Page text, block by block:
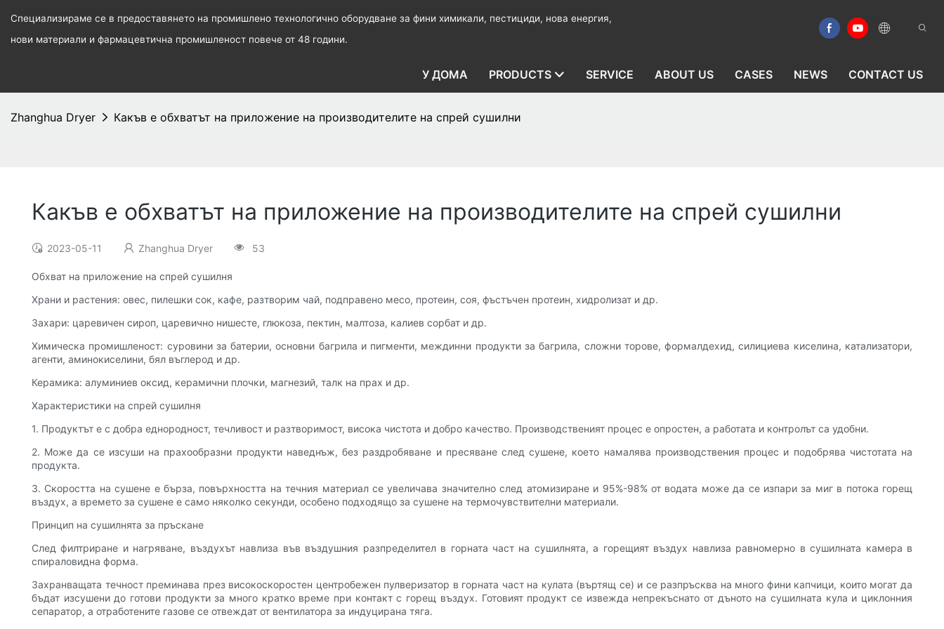
Специализираме се в предоставянето на промишлено технологично оборудване за фини химикали, пестициди, нова енергия,
нови материали и фармацевтична промишленост повече от 48 години.
У ДОМА PRODUCTS SERVICE ABOUT US CASES NEWS CONTACT US
Zhanghua Dryer Какъв е обхватът на приложение на производителите на спрей сушилни
Какъв е обхватът на приложение на производителите на спрей сушилни
2023-05-11 Zhanghua Dryer 53
Обхват на приложение на спрей сушилня
Храни и растения: овес, пилешки сок, кафе, разтворим чай, подправено месо, протеин, соя, фъстъчен протеин, хидролизат и др.
Захари: царевичен сироп, царевично нишесте, глюкоза, пектин, малтоза, калиев сорбат и др.
Химическа промишленост: суровини за батерии, основни багрила и пигменти, междинни продукти за багрила, сложни торове, формалдехид, силициева киселина, катализатори,
агенти, аминокиселини, бял въглерод и др.
Керамика: алуминиев оксид, керамични плочки, магнезий, талк на прах и др.
Характеристики на спрей сушилня
1. Продуктът е с добра еднородност, течливост и разтворимост, висока чистота и добро качество. Производственият процес е опростен, а работата и контролът са удобни.
2. Може да се изсуши на прахообразни продукти наведнъж, без раздробяване и пресяване след сушене, което намалява производствения процес и подобрява чистотата на
продукта.
3. Скоростта на сушене е бърза, повърхността на течния материал се увеличава значително след атомизиране и 95%-98% от водата може да се изпари за миг в потока горещ
въздух, а времето за сушене е само няколко секунди, особено подходящо за сушене на термочувствителни материали.
Принцип на сушилнята за пръскане
След филтриране и нагряване, въздухът навлиза във въздушния разпределител в горната част на сушилнята, а горещият въздух навлиза равномерно в сушилната камера в
спираловидна форма.
Захранващата течност преминава през високоскоростен центробежен пулверизатор в горната част на кулата (въртящ се) и се разпръсква на много фини капчици, които могат да
бъдат изсушени до готови продукти за много кратко време при контакт с горещ въздух. Готовият продукт се извежда непрекъснато от дъното на сушилната кула и циклонния
сепаратор, а отработените газове се отвеждат от вентилатора за индуцирана тяга.